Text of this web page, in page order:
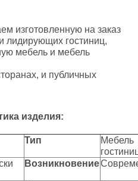
изготовленную на заказ
лидирующих гостиниц,
мебель и мебель
и публичных
изделия:
Тип
Мебель
Возникновение